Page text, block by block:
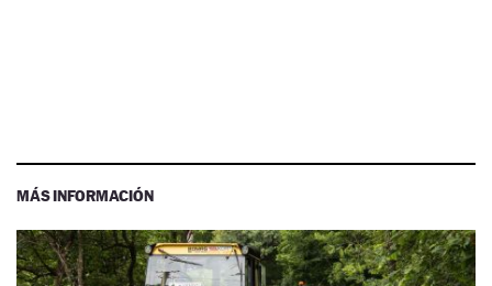
MÁS INFORMACIÓN